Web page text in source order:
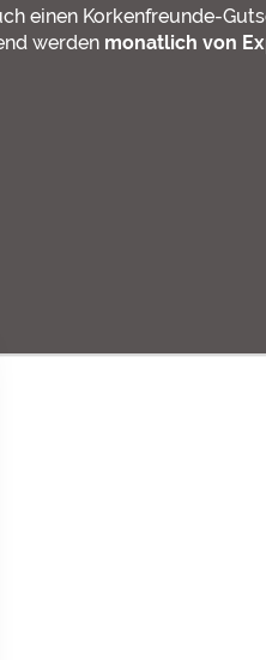
einen Korkenfreunde-
werden monatlich von